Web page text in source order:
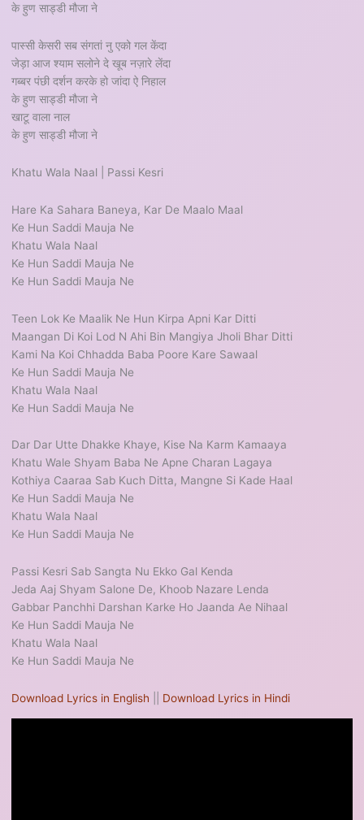
के हुण साड्डी मौजा ने
पास्सी केसरी सब संगतां नु एको गल केंदा
जेड़ा आज श्याम सलोने दे खूब नज़ारे लेंदा
गब्बर पंछी दर्शन करके हो जांदा ऐ निहाल
के हुण साड्डी मौजा ने
खाटू वाला नाल
के हुण साड्डी मौजा ने
Khatu Wala Naal | Passi Kesri
Hare Ka Sahara Baneya, Kar De Maalo Maal
Ke Hun Saddi Mauja Ne
Khatu Wala Naal
Ke Hun Saddi Mauja Ne
Ke Hun Saddi Mauja Ne
Teen Lok Ke Maalik Ne Hun Kirpa Apni Kar Ditti
Maangan Di Koi Lod N Ahi Bin Mangiya Jholi Bhar Ditti
Kami Na Koi Chhadda Baba Poore Kare Sawaal
Ke Hun Saddi Mauja Ne
Khatu Wala Naal
Ke Hun Saddi Mauja Ne
Dar Dar Utte Dhakke Khaye, Kise Na Karm Kamaaya
Khatu Wale Shyam Baba Ne Apne Charan Lagaya
Kothiya Caaraa Sab Kuch Ditta, Mangne Si Kade Haal
Ke Hun Saddi Mauja Ne
Khatu Wala Naal
Ke Hun Saddi Mauja Ne
Passi Kesri Sab Sangta Nu Ekko Gal Kenda
Jeda Aaj Shyam Salone De, Khoob Nazare Lenda
Gabbar Panchhi Darshan Karke Ho Jaanda Ae Nihaal
Ke Hun Saddi Mauja Ne
Khatu Wala Naal
Ke Hun Saddi Mauja Ne
Download Lyrics in English Download Lyrics in Hindi